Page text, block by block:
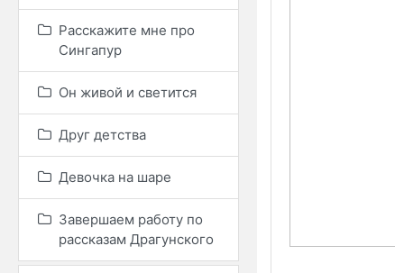
Расскажите мне про
Сингапур
Он живой и светится
Друг детства
Девочка на шаре
Завершаем работу по
рассказам Драгунского